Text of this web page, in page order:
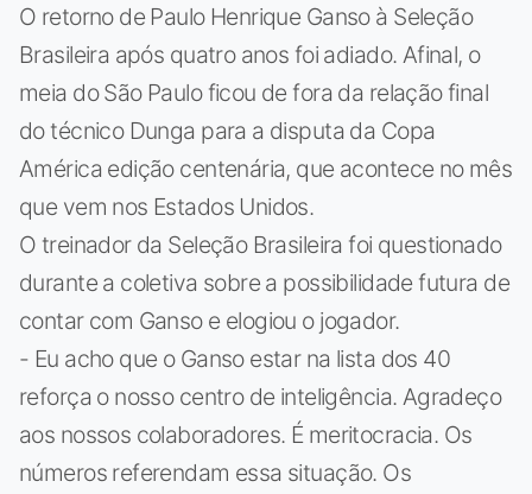
O retorno de Paulo Henrique Ganso à Seleção
Brasileira após quatro anos foi adiado. Afinal, o
meia do São Paulo ficou de fora da relação final
do técnico Dunga para a disputa da Copa
América edição centenária, que acontece no mês
que vem nos Estados Unidos.
O treinador da Seleção Brasileira foi questionado
durante a coletiva sobre a possibilidade futura de
contar com Ganso e elogiou o jogador.
- Eu acho que o Ganso estar na lista dos 40
reforça o nosso centro de inteligência. Agradeço
aos nossos colaboradores. É meritocracia. Os
números referendam essa situação. Os